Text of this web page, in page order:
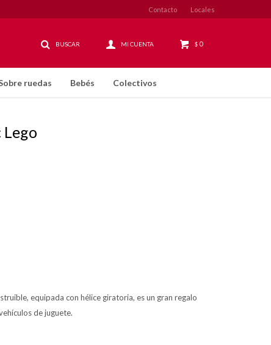
ruedas Bebés Colectivos
$ 0
Contacto Locales
equipada con hélice giratoria, es un gran regalo
de juguete.